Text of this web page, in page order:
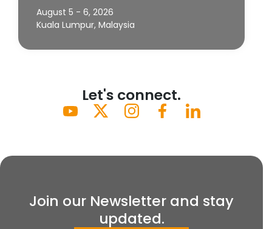
August 5 - 6, 2026
Kuala Lumpur, Malaysia
Let's connect.
Join our Newsletter and stay
updated.